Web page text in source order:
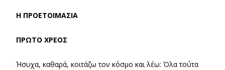
Η ΠΡΟΕΤΟΙΜΑΣΙΑ
ΠΡΩΤΟ ΧΡΕΟΣ
Ήσυχα, καθαρά, κοιτάζω τον κόσμο και λέω: Όλα τούτα